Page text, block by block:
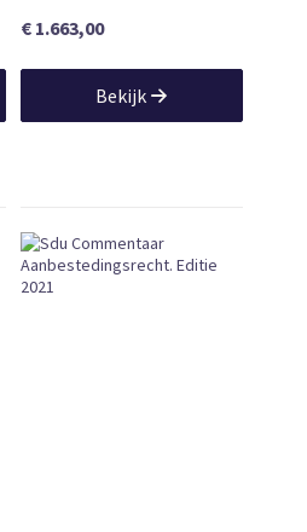
€ 1.663,00
Bekijk